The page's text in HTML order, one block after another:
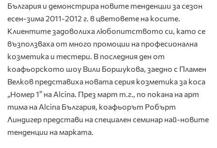
България и демонстрира новите тенденции за сезон
есен-зима 2011-2012 г. в цветовете на косите.
Клиентите задоволиха любопитството си, като се
възползваха от много промоции на професионална
козметика и тестери. В последния ден от
коафьорското шоу Вили Боршукова, заедно с Пламен
Велков представиха новата серия козметика за коса
„Номер 1” на Alcina. През март т.г., по покана на арт
тима на Alcina България, коафьорът Робърт
Линдигер представи на специален семинар най-новите
тенденции на марката.